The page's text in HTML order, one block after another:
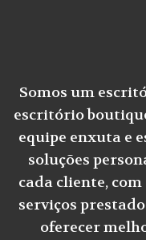
Somos um
escritório
equipe enxuta e
soluções
cada cliente,
serviços
oferecer